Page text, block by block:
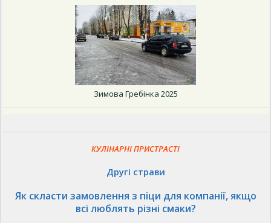
Зимова Гребінка 2025
КУЛІНАРНІ ПРИСТРАСТІ
Другі страви
Як скласти замовлення з піци для компанії, якщо
всі люблять різні смаки?